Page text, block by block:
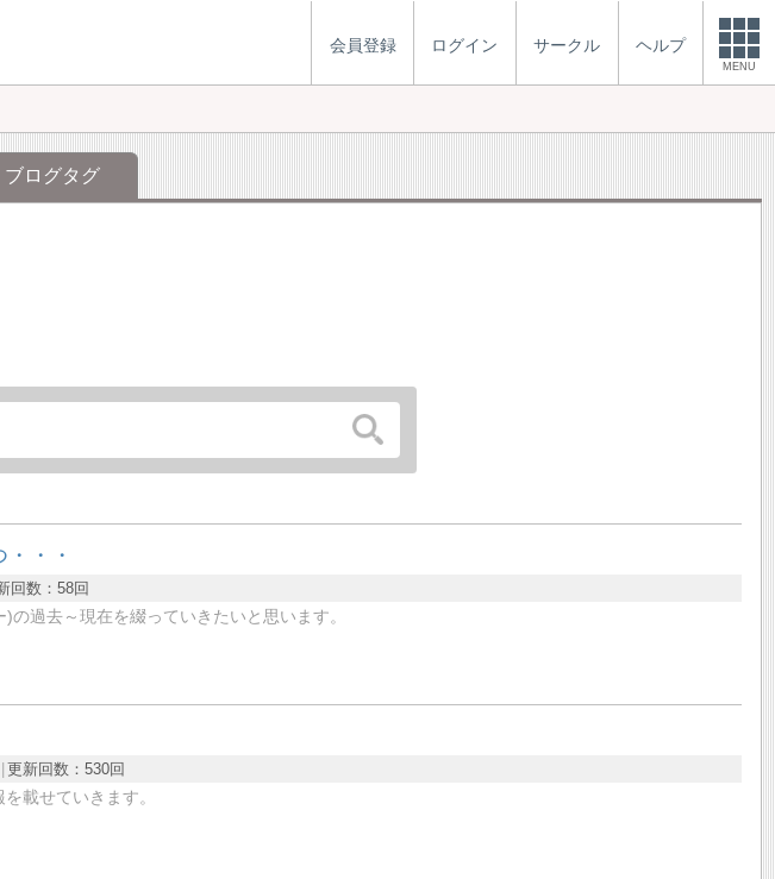
会員登録 ログイン サークル ヘルプ
MENU
ブログタグ
・・
回数：58回
の過去～現在を綴っていきたいと思います。
更新回数：530回
載せていきます。